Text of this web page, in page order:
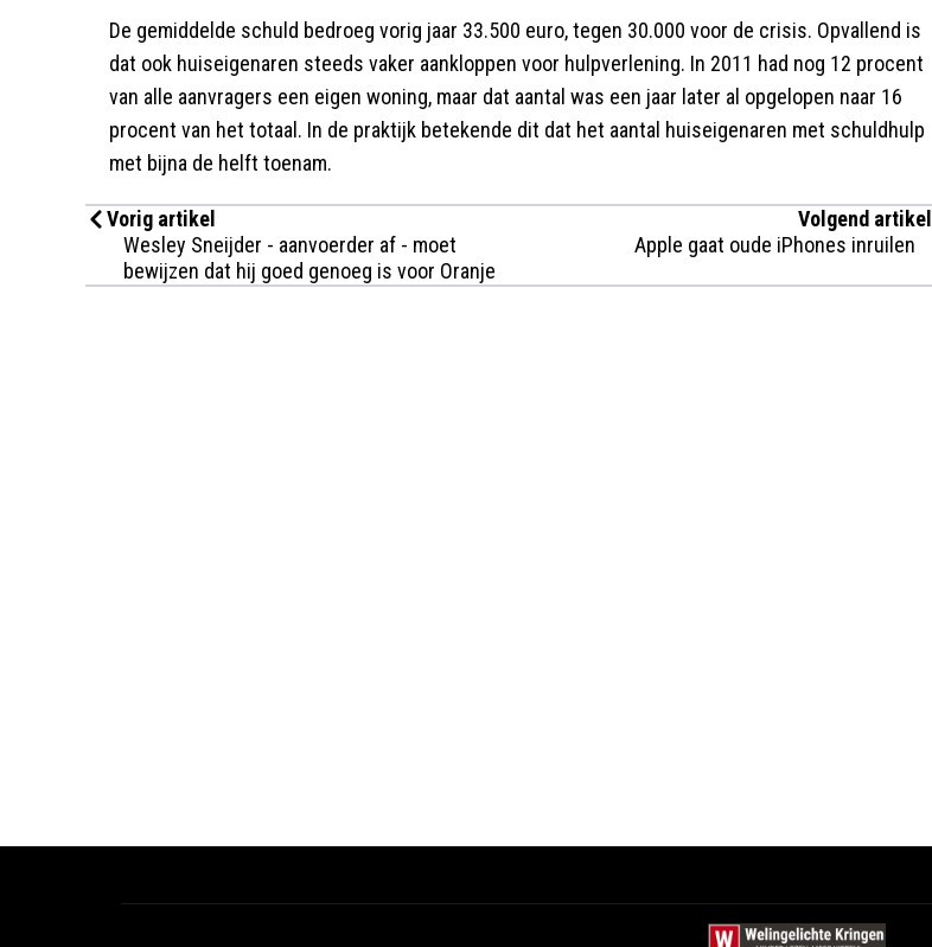
De gemiddelde schuld bedroeg vorig jaar 33.500 euro, tegen 30.000 voor de crisis. Opvallend is
dat ook huiseigenaren steeds vaker aankloppen voor hulpverlening. In 2011 had nog 12 procent
van alle aanvragers een eigen woning, maar dat aantal was een jaar later al opgelopen naar 16
procent van het totaal. In de praktijk betekende dit dat het aantal huiseigenaren met schuldhulp
met bijna de helft toenam.
Vorig artikel
Wesley Sneijder - aanvoerder af - moet
bewijzen dat hij goed genoeg is voor Oranje
Volgend artikel
Apple gaat oude iPhones inruilen